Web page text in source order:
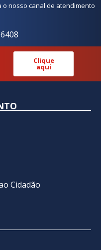
o nosso canal de atendimento
Clique
aqui
Cidadão